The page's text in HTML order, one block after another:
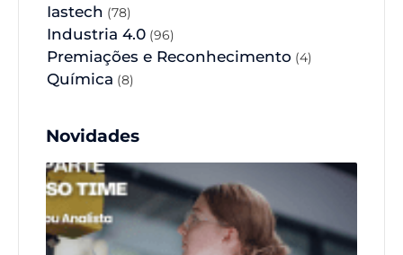
Iastech (78)
Industria 4.0 (96)
Premiações e Reconhecimento (4)
Química (8)
Novidades